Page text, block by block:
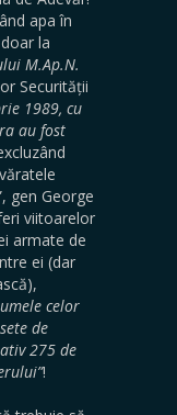
apa în
la
M.Ap.N.
Securității
1989, cu
au fost
gen George
viitoarelor
armate de
ei (dar
celor
de
275 de
!